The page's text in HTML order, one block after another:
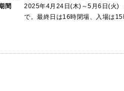
間
2025年4月24日(木)～5月6日(火)
で。最終日は16時閉場、入場は15